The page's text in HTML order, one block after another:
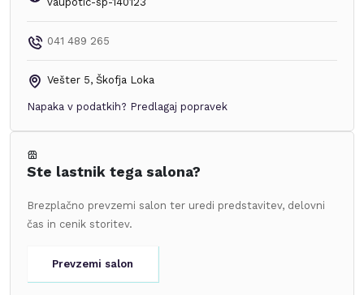
041 489 265
Vešter 5, Škofja Loka
Napaka v podatkih? Predlagaj popravek
Ste lastnik tega salona?
Brezplačno prevzemi salon ter uredi predstavitev, delovni
čas in cenik storitev.
Prevzemi salon